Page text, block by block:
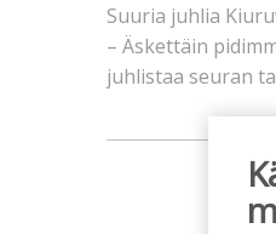
Suuria juhlia
– Äskettäin
juhlistaa seuran